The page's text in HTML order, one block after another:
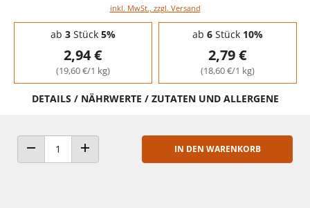
inkl. MwSt., zzgl. Versand
Staffelpreise - Mengenrabatt
ab 3Stück 5%
2,94 €
(19,60 €/1 kg)
ab 6Stück 10%
2,79 €
(18,60 €/1 kg)
DETAILS / NÄHRWERTE / ZUTATEN UND ALLERGENE
ANZAHL VERRINGERNANZAHL ERHÖHEN
IN DEN WARENKORB